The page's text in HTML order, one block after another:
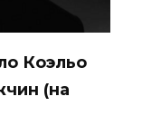
Кoэльo
(нa